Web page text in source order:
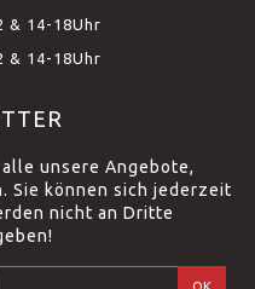
& 14-18Uhr
& 14-18Uhr
unsere Angebote,
Sie können sich jederzeit
nicht an Dritte